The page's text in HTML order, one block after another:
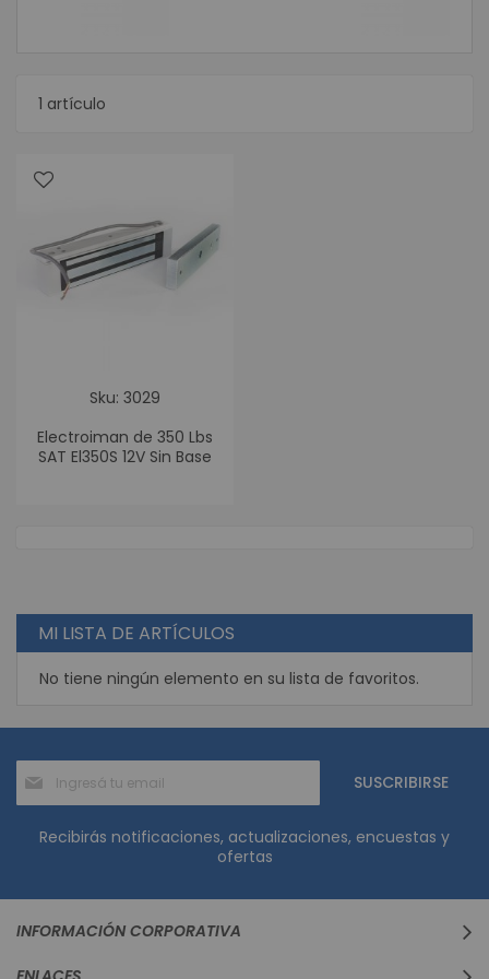
1 artículo
Sku: 3029
Electroiman de 350 Lbs
SAT El350S 12V Sin Base
MI LISTA DE ARTÍCULOS
No tiene ningún elemento en su lista de favoritos.
Suscríbase
al
boletín
informativo:
SUSCRIBIRSE
Recibirás notificaciones, actualizaciones, encuestas y
ofertas
INFORMACIÓN CORPORATIVA